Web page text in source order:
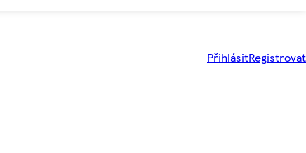
PřihlásitRegistrovat